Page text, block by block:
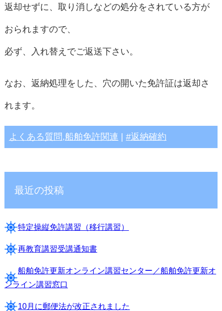
返却せずに、取り消しなどの処分をされている方が
おられますので、
必ず、入れ替えでご返送下さい。
なお、返納処理をした、穴の開いた免許証は返却さ
れます。
よくある質問,船舶免許関連 | 返納確約
最近の投稿
特定操縦免許講習（移行講習）
再教育講習受講通知書
船舶免許更新オンライン講習センター／船舶免許更新オ
ンライン講習窓口
10月に郵便法が改正されました